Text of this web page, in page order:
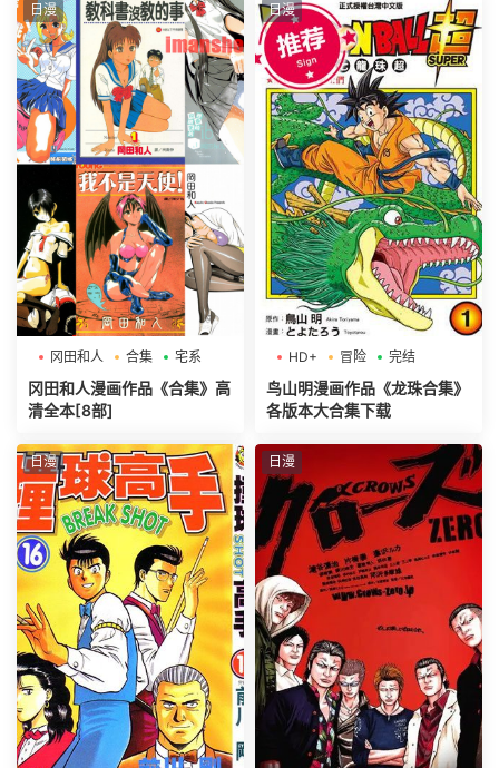
日漫
冈田和人 合集 宅系
冈田和人漫画作品《合集》高
清全本[8部]
日漫
HD+ 冒险 完结
鸟山明漫画作品《龙珠合集》
各版本大合集下载
日漫 日漫